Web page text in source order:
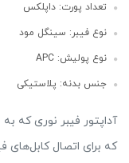
تعداد پورت: داپلکس
نوع فیبر: سینگل مود
نوع پولیش: APC
جنس بدنه: پلاستیکی
آداپتور فیبر نوری که
که برای اتصال کابل‌های